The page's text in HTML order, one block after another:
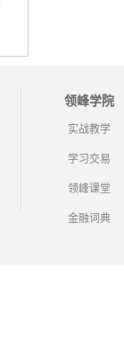
领峰学院
实战教学
学习交易
领峰课堂
金融词典